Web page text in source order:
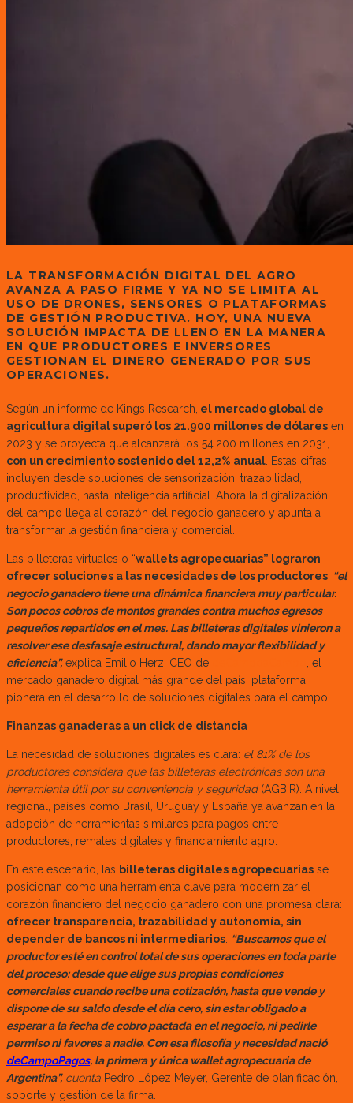
LA TRANSFORMACIÓN DIGITAL DEL AGRO
AVANZA A PASO FIRME Y YA NO SE LIMITA AL
USO DE DRONES, SENSORES O PLATAFORMAS
DE GESTIÓN PRODUCTIVA. HOY, UNA NUEVA
SOLUCIÓN IMPACTA DE LLENO EN LA MANERA
EN QUE PRODUCTORES E INVERSORES
GESTIONAN EL DINERO GENERADO POR SUS
OPERACIONES.
Según un informe de Kings Research, el mercado global de
agricultura digital superó los 21.900 millones de dólares en
2023 y se proyecta que alcanzará los 54.200 millones en 2031,
con un crecimiento sostenido del 12,2% anual. Estas cifras
incluyen desde soluciones de sensorización, trazabilidad,
productividad, hasta inteligencia artificial. Ahora la digitalización
del campo llega al corazón del negocio ganadero y apunta a
transformar la gestión financiera y comercial.
Las billeteras virtuales o “wallets agropecuarias” lograron
ofrecer soluciones a las necesidades de los productores: “el
negocio ganadero tiene una dinámica financiera muy particular.
Son pocos cobros de montos grandes contra muchos egresos
pequeños repartidos en el mes. Las billeteras digitales vinieron a
resolver ese desfasaje estructural, dando mayor flexibilidad y
eficiencia”,explica Emilio Herz, CEO de
, el
mercado ganadero digital más grande del país, plataforma
pionera en el desarrollo de soluciones digitales para el campo.
Finanzas ganaderas a un click de distancia
La necesidad de soluciones digitales es clara: el 81% de los
productores considera que las billeteras electrónicas son una
herramienta útil por su conveniencia y seguridad (AGBIR). A nivel
regional, países como Brasil, Uruguay y España ya avanzan en la
adopción de herramientas similares para pagos entre
productores, remates digitales y financiamiento agro.
En este escenario, las billeteras digitales agropecuarias se
posicionan como una herramienta clave para modernizar el
corazón financiero del negocio ganadero con una promesa clara:
ofrecer transparencia, trazabilidad y autonomía, sin
depender de bancos ni intermediarios. “Buscamos que el
productor esté en control total de sus operaciones en toda parte
del proceso: desde que elige sus propias condiciones
comerciales cuando recibe una cotización, hasta que vende y
dispone de su saldo desde el día cero, sin estar obligado a
esperar a la fecha de cobro pactada en el negocio, ni pedirle
permiso ni favores a nadie. Con esa filosofía y necesidad nació
deCampoPagos, la primera y única wallet agropecuaria de
Argentina”,cuenta Pedro López Meyer, Gerente de planificación,
soporte y gestión de la firma.